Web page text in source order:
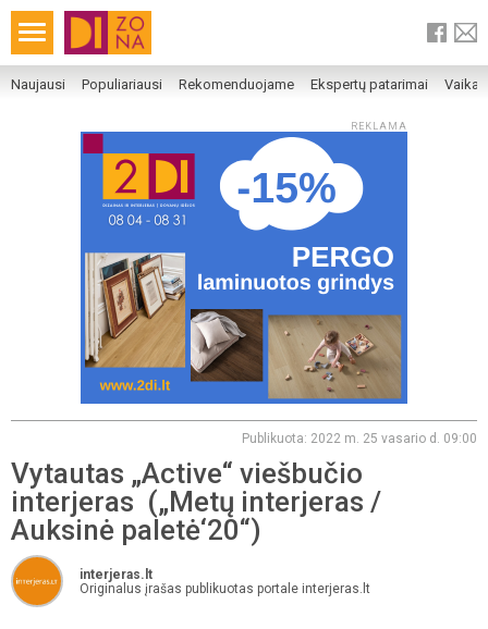
Naujausi Populiariausi Rekomenduojame Ekspertų patarimai
REKLAMA
Publikuota: 2022 m. 25 vasario d. 09:00
Vytautas „Active“ viešbučio
interjeras („Metų interjeras /
Auksinė paletė‘20“)
interjeras.lt
Originalus įrašas publikuotas portale interjeras.lt